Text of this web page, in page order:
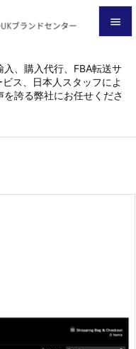
、購入代行、FBA転送サ
ス、日本人スタッフによ
誇る弊社にお任せくださ

メニュ

サイド
前へ
